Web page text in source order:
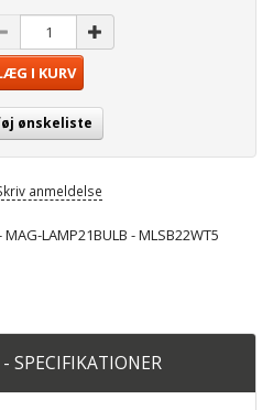
I KURV
ønskeliste
anmeldelse
LAMP21BULB - MLSB22WT5
- SPECIFIKATIONER